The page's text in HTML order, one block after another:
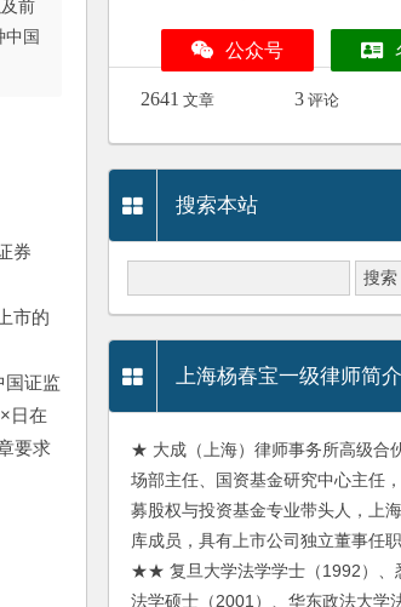
前
中国
券
市的
证监
日在
要求
公众号
2641 文章 3 评论
搜索本站
上海杨春宝一级律师简介
★ 大成（上海）律师事务所高级合
场部主任、国资基金研究中心主任
募股权与投资基金专业带头人，上
库成员，具有上市公司独立董事任职
★★ 复旦大学法学学士（1992）、
法学硕士（2001）、华东政法大学